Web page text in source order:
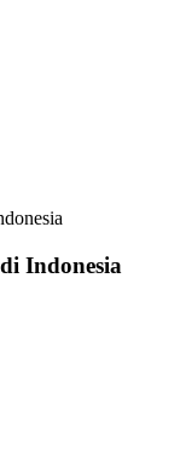
Indonesia